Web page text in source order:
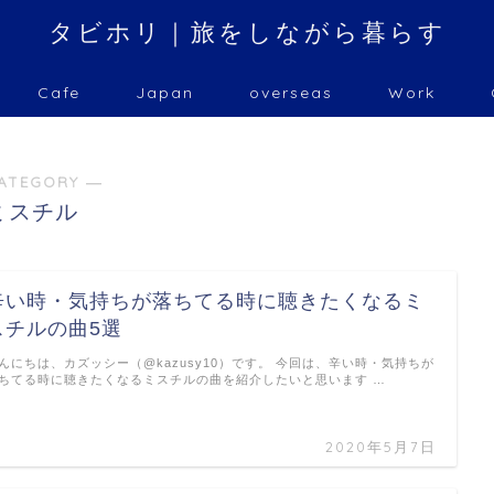
タビホリ｜旅をしながら暮らす
Cafe Japan overseas Work
―
スチル
い時・気持ちが落ちてる時に聴きたくなるミ
チルの曲5選
2020年5月7日
にちは、カズッシー（@kazusy10）です。 今回は、辛い時・気持ちが
てる時に聴きたくなるミスチルの曲を紹介したいと思います …